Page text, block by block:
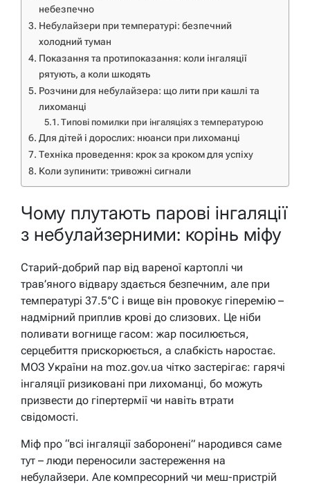
небезпечно
Небулайзери при температурі: безпечний
холодний туман
Показання та протипоказання: коли інгаляції
рятують, а коли шкодять
Розчини для небулайзера: що лити при кашлі та
лихоманці
Типові помилки при інгаляціях з температурою
Для дітей і дорослих: нюанси при лихоманці
Техніка проведення: крок за кроком для успіху
Коли зупинити: тривожні сигнали
Чому плутають парові інгаляції
з небулайзерними: корінь міфу
Старий-добрий пар від вареної картоплі чи
трав’яного відвару здається безпечним, але при
температурі 37.5°C і вище він провокує гіперемію –
надмірний приплив крові до слизових. Це ніби
поливати вогнище гасом: жар посилюється,
серцебиття прискорюється, а слабкість наростає.
МОЗ України на moz.gov.ua чітко застерігає: гарячі
інгаляції ризиковані при лихоманці, бо можуть
призвести до гіпертермії чи навіть втрати
свідомості.
Міф про “всі інгаляції заборонені” народився саме
тут – люди переносили застереження на
небулайзери. Але компресорний чи меш-пристрій